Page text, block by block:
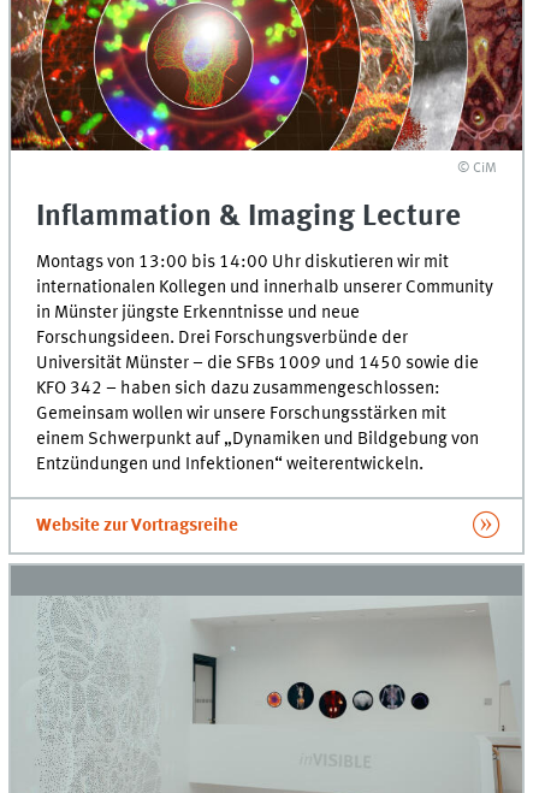
© CiM
Inflammation & Imaging Lecture
Montags von 13:00 bis 14:00 Uhr diskutieren wir mit
internationalen Kollegen und innerhalb unserer Community
in Münster jüngste Erkenntnisse und neue
Forschungsideen. Drei Forschungsverbünde der
Universität Münster – die SFBs 1009 und 1450 sowie die
KFO 342 – haben sich dazu zusammengeschlossen:
Gemeinsam wollen wir unsere Forschungsstärken mit
einem Schwerpunkt auf „Dynamiken und Bildgebung von
Entzündungen und Infektionen“ weiterentwickeln.
Website zur Vortragsreihe